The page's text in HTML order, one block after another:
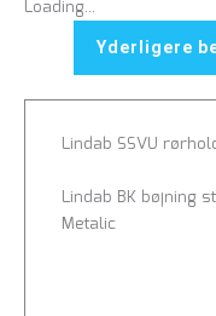
Loading...
Yderligere
Lindab SSVU
Lindab BK bøjning
Metalic